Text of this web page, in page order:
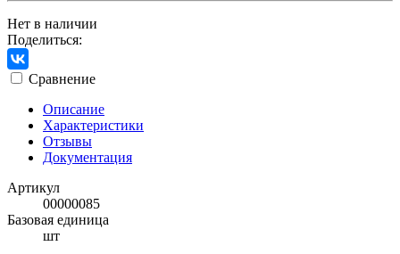
Нет в наличии
Поделиться:
Сравнение
Описание
Характеристики
Отзывы
Документация
Артикул
00000085
Базовая единица
шт